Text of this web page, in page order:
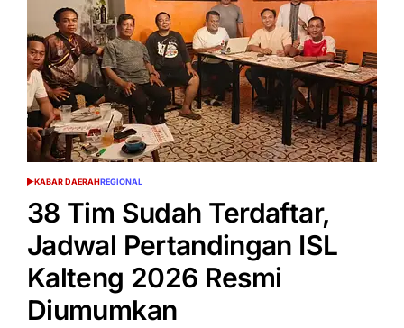
LSI
Kalteng
Dimulai
di
Palangka
Raya
POSTED
KABAR DAERAHREGIONAL
38 Tim Sudah Terdaftar,
Jadwal Pertandingan ISL
Kalteng 2026 Resmi
Diumumkan